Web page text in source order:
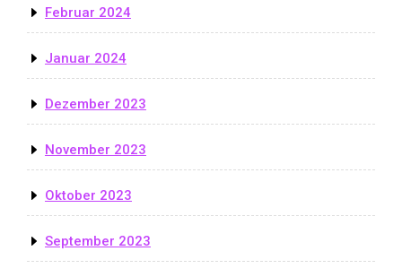
Februar 2024
Januar 2024
Dezember 2023
November 2023
Oktober 2023
September 2023